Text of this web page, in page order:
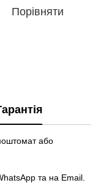
Порівняти
або
та на Email.